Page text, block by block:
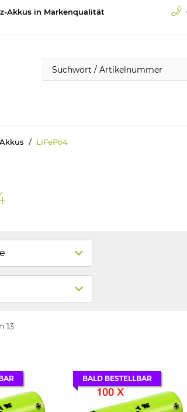
Akkus in Markenqualität
LiFePo4
13
BALD BESTELLBAR